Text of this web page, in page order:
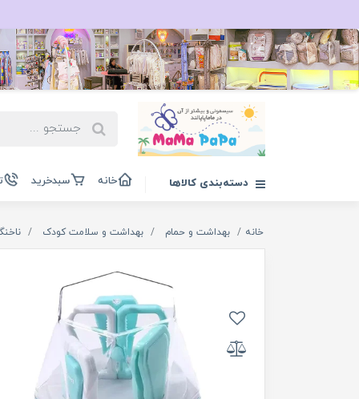
دسته‌بندی کالاها خانه سبدخرید
خانه بهداشت و حمام بهداشت و سلامت کودک